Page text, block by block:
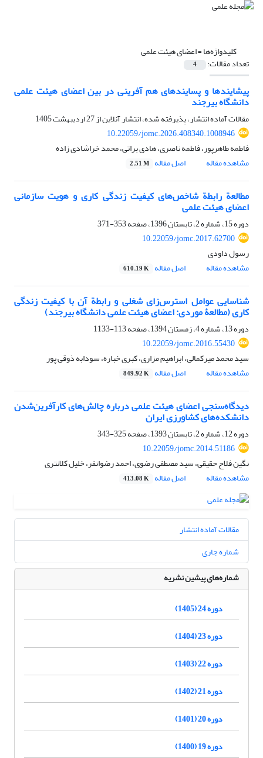
کلیدواژه‌ها =اعضای هیئت علمی
تعداد مقالات: 4
پیشایندها و پسایندهای هم آفرینی در بین اعضای هیئت علمی
دانشگاه بیرجند
مقالات آماده انتشار، پذیرفته شده، انتشار آنلاین از27 اردیبهشت 1405
10.22059/jomc.2026.408340.1008946
فاطمه طاهرپور، فاطمه ناصری، هادی براتی، محمد خراشادی زاده
مشاهده مقاله
اصل مقاله 2.51 M
مطالعة رابطة شاخص‌های کیفیت زندگی کاری و هویت سازمانی
اعضای هیئت علمی
دوره 15، شماره 2، تابستان 1396، صفحه
353-371
10.22059/jomc.2017.62700
رسول داودی
مشاهده مقاله
اصل مقاله 610.19 K
شناسایی عوامل استرس‌زای شغلی و رابطة آن‌ با کیفیت زندگی
کاری (مطالعۀ موردی: اعضای هیئت علمی دانشگاه بیرجند)
دوره 13، شماره 4، زمستان 1394، صفحه
113-1133
10.22059/jomc.2016.55430
سید محمد میرکمالی، ابراهیم مزاری، کبری خباره، سودابه ذوقی پور
مشاهده مقاله
اصل مقاله 849.92 K
دیدگاه‌سنجی اعضای هیئت علمی درباره چالش‌های کارآفرین‌شدن
دانشکده‌های کشاورزی ایران
دوره 12، شماره 2، تابستان 1393، صفحه
325-343
10.22059/jomc.2014.51186
نگین فلاح حقیقی، سید مصطفی رضوی، احمد رضوانفر، خلیل کلانتری
مشاهده مقاله
اصل مقاله 413.08 K
مقالات آماده انتشار
شماره جاری
شماره‌های پیشین نشریه
دوره 24 (1405)
دوره 23 (1404)
دوره 22 (1403)
دوره 21 (1402)
دوره 20 (1401)
دوره 19 (1400)